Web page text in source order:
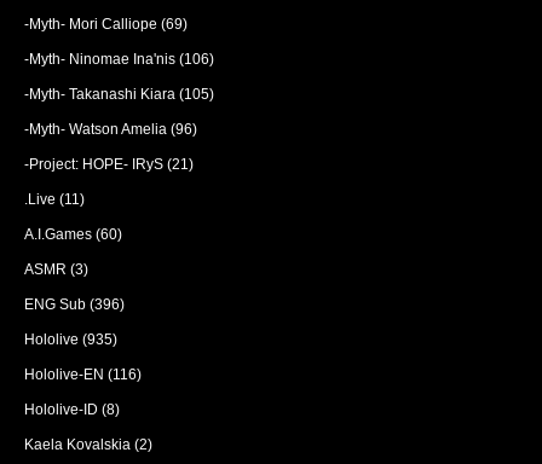
-Myth- Mori Calliope (69)
-Myth- Ninomae Ina'nis (106)
-Myth- Takanashi Kiara (105)
-Myth- Watson Amelia (96)
-Project: HOPE- IRyS (21)
.Live (11)
A.I.Games (60)
ASMR (3)
ENG Sub (396)
Hololive (935)
Hololive-EN (116)
Hololive-ID (8)
Kaela Kovalskia (2)